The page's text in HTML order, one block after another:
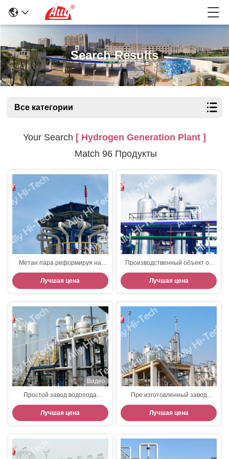
Search Results
Все категории
Your Search [ Hydrogen Generation Plant ]
Match 96 Продукты
Метан пара реформируя на
месте производственную
систему водопода СМР
Лучшая цена
Производственный объект от
метанола, большая емкость
водопода большого диапазона
Лучшая цена
Видео
Простой завод водопода
конфигурации от
энергопотребления метанола
низкого
Лучшая цена
Пре изготовленный завод
водопода скида от метанола
отсутствие загрязнения
окружающей среды
Лучшая цена